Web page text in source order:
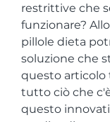
restrittive che
funzionare?
pillole dieta
soluzione che
questo articolo
tutto ciò che
questo